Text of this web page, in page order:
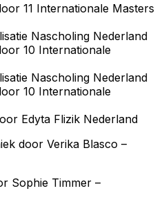
11 Internationale Masters
Nascholing Nederland
10 Internationale
Nascholing Nederland
10 Internationale
Edyta Flizik Nederland
door Verika Blasco –
Sophie Timmer –